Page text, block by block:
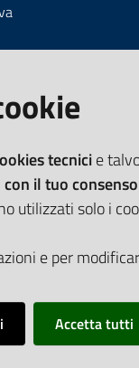
tecnicie
il tuo
utilizzati solo i
e per
Accetta tutti